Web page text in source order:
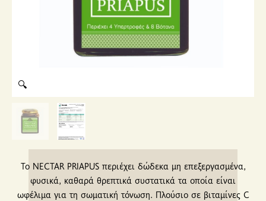
🔍
Το NECTAR PRIAPUS περιέχει δώδεκα μη επεξεργασμένα,
φυσικά, καθαρά θρεπτικά συστατικά τα οποία είναι
ωφέλιμα για τη σωματική τόνωση. Πλούσιο σε βιταμίνες C